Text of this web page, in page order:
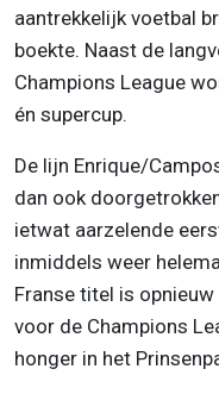
aantrekkelijk voetbal
boekte. Naast de
Champions League
én supercup.
De lijn Enrique/
dan ook
ietwat aarzelende
inmiddels weer
Franse titel is
voor de Champions
honger in het